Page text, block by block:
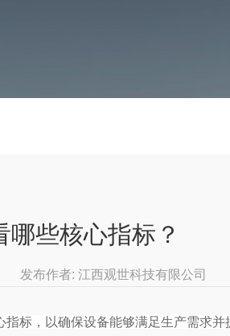
些核心指标？
发布作者: 江西观世科技有限公司
，以确保设备能够满足生产需求并